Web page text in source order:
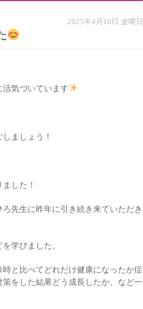
2025年4月18日 金曜日
活気づいています
ましょう！
した！
先生に昨年に引き続き来ていただき
学びました。
と比べてどれだけ健康になったか症
をした結果どう成長したか、など一